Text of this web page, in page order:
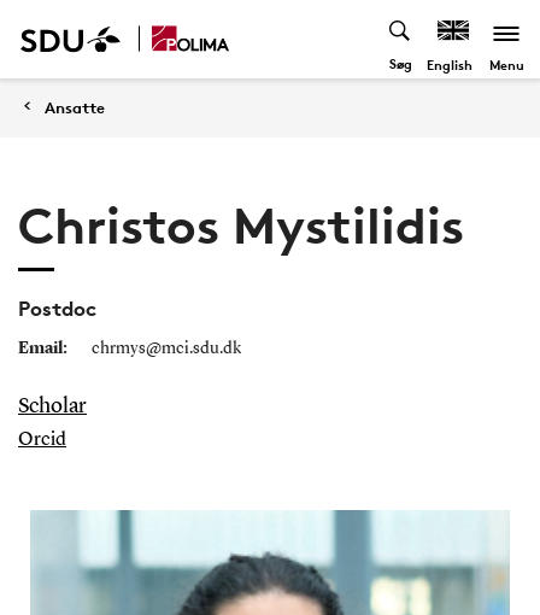
Søg English Menu
Ansatte
Christos Mystilidis
Postdoc
Email: chrmys@mci.sdu.dk
Scholar
Orcid